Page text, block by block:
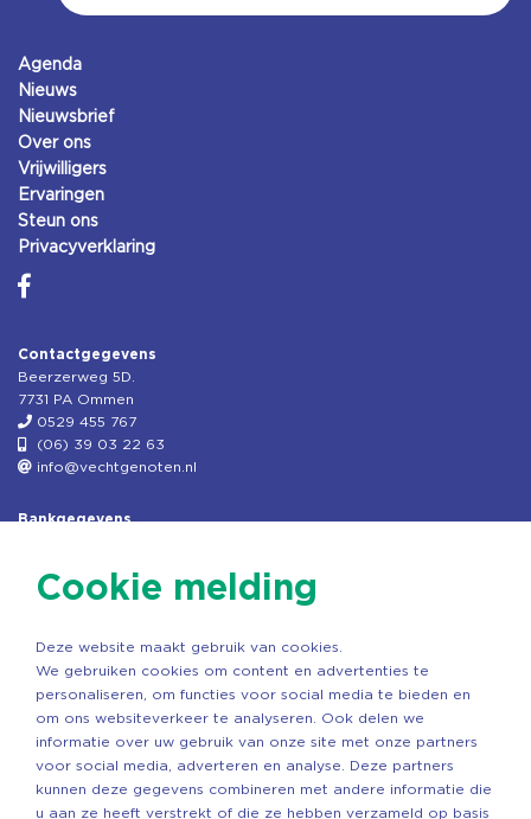
Agenda
Nieuws
Nieuwsbrief
Over ons
Vrijwilligers
Ervaringen
Steun ons
Privacyverklaring
Contactgegevens
Beerzerweg 5D.
7731 PA Ommen
0529 455 767
(06) 39 03 22 63
info@vechtgenoten.nl
Bankgegevens
Rek.nr: NL85RABO0127579230
Copyright ©2026 Vechtgenoten
Cookie melding
Deze website maakt gebruik van cookies.
We gebruiken cookies om content en advertenties te
personaliseren, om functies voor social media te bieden en
om ons websiteverkeer te analyseren. Ook delen we
informatie over uw gebruik van onze site met onze partners
voor social media, adverteren en analyse. Deze partners
kunnen deze gegevens combineren met andere informatie die
u aan ze heeft verstrekt of die ze hebben verzameld op basis